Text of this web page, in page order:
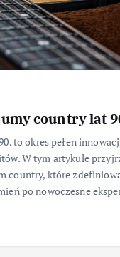
country lat
to okres pełen
W tym artykule
country, które
po nowoczesne